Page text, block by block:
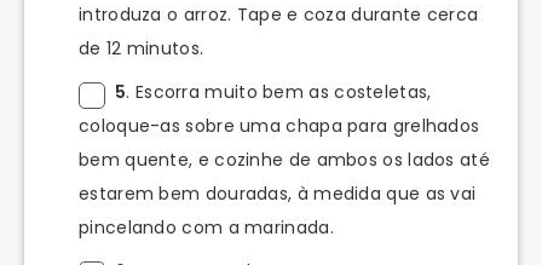
introduza o arroz. Tape e coza durante cerca
de 12 minutos.
5. Escorra muito bem as costeletas,
coloque-as sobre uma chapa para grelhados
bem quente, e cozinhe de ambos os lados até
estarem bem douradas, à medida que as vai
pincelando com a marinada.